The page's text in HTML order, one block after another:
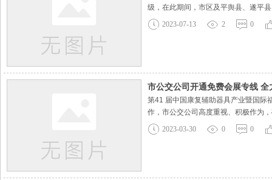
级，在此期间，市区及平舆县、遂平
店市公共交通有限公司 2023年7月13
2023-07-13 2 0
市公交公司开通免费会展专线
第41 届中国康复辅助器具产业暨国际
作，市公交公司高度重视、积极作为
运力，开通免费会展专线：高铁站←→
2023-03-30 0 0